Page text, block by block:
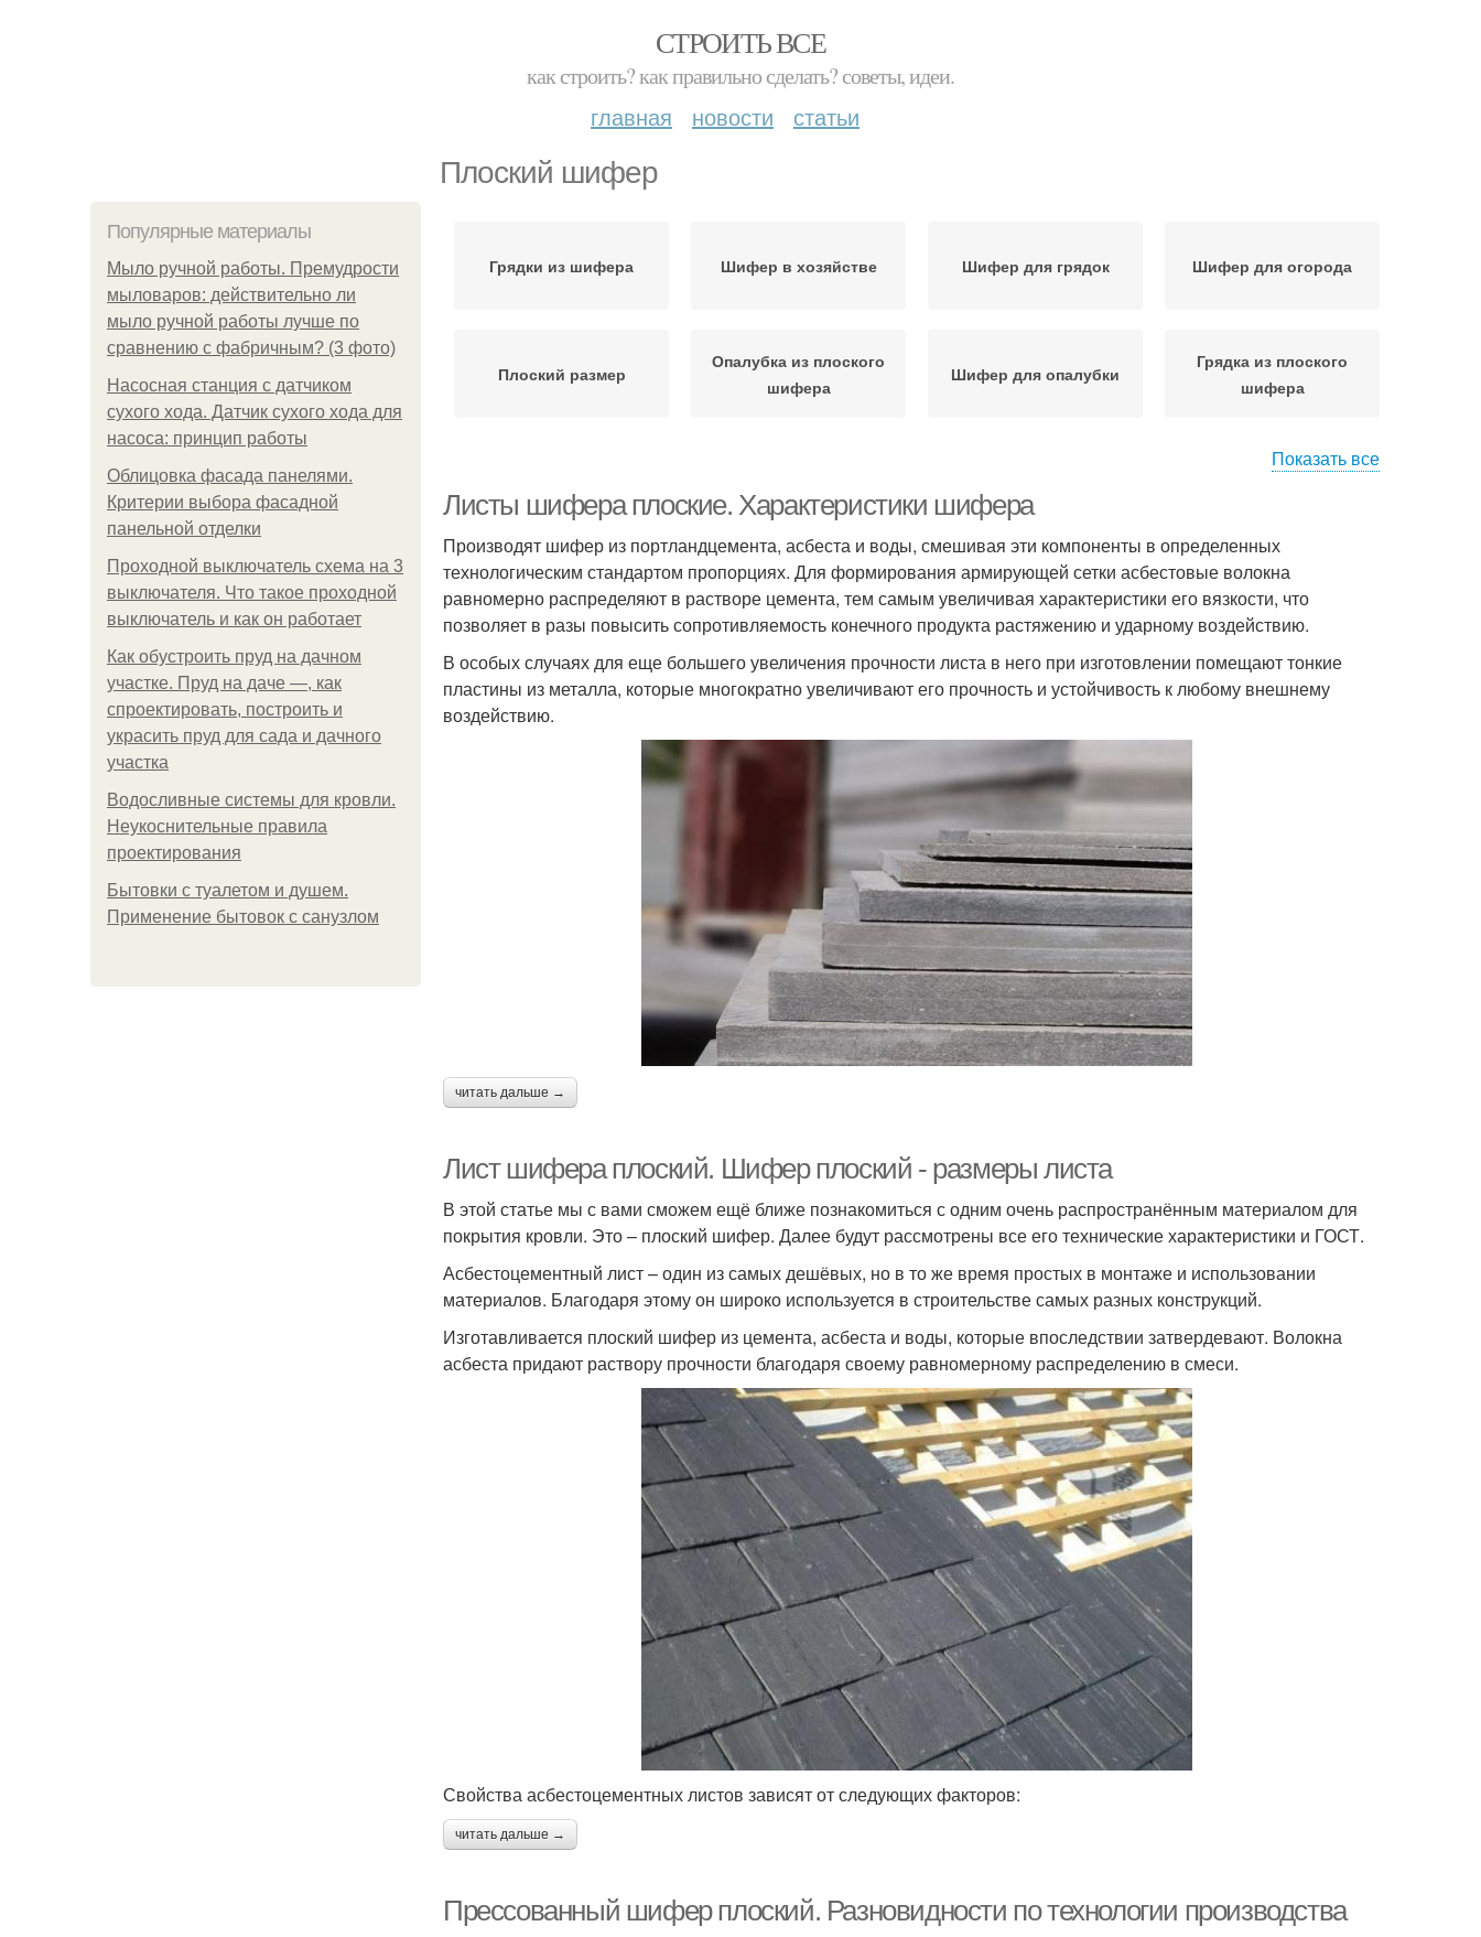
СТРОИТЬ ВСЕ
как строить? как правильно сделать? советы, идеи.
главная новости статьи
Плоский шифер
Популярные материалы
Мыло ручной работы. Премудрости
мыловаров: действительно ли
мыло ручной работы лучше по
сравнению с фабричным? (3 фото)
Насосная станция с датчиком
сухого хода. Датчик сухого хода для
насоса: принцип работы
Облицовка фасада панелями.
Критерии выбора фасадной
панельной отделки
Проходной выключатель схема на 3
выключателя. Что такое проходной
выключатель и как он работает
Как обустроить пруд на дачном
участке. Пруд на даче —, как
спроектировать, построить и
украсить пруд для сада и дачного
участка
Водосливные системы для кровли.
Неукоснительные правила
проектирования
Бытовки с туалетом и душем.
Применение бытовок с санузлом
Грядки из шифера Шифер в хозяйстве Шифер для грядок Шифер для огорода
Плоский размер
Опалубка из плоского
шифера
Шифер для опалубки
Грядка из плоского
шифера
Показать все
Листы шифера плоские. Характеристики шифера
Производят шифер из портландцемента, асбеста и воды, смешивая эти компоненты в определенных
технологическим стандартом пропорциях. Для формирования армирующей сетки асбестовые волокна
равномерно распределяют в растворе цемента, тем самым увеличивая характеристики его вязкости, что
позволяет в разы повысить сопротивляемость конечного продукта растяжению и ударному воздействию.
В особых случаях для еще большего увеличения прочности листа в него при изготовлении помещают тонкие
пластины из металла, которые многократно увеличивают его прочность и устойчивость к любому внешнему
воздействию.
читать дальше →
Лист шифера плоский. Шифер плоский - размеры листа
В этой статье мы с вами сможем ещё ближе познакомиться с одним очень распространённым материалом для
покрытия кровли. Это – плоский шифер. Далее будут рассмотрены все его технические характеристики и ГОСТ.
Асбестоцементный лист – один из самых дешёвых, но в то же время простых в монтаже и использовании
материалов. Благодаря этому он широко используется в строительстве самых разных конструкций.
Изготавливается плоский шифер из цемента, асбеста и воды, которые впоследствии затвердевают. Волокна
асбеста придают раствору прочности благодаря своему равномерному распределению в смеси.
Свойства асбестоцементных листов зависят от следующих факторов:
читать дальше →
Прессованный шифер плоский. Разновидности по технологии производства